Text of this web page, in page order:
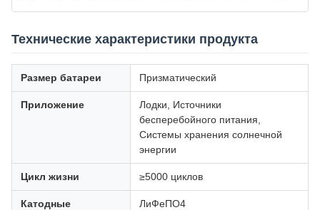
Технические характеристики продукта
Размер батареи Призматический
Приложение
Лодки, Источники
бесперебойного питания,
Системы хранения солнечной
энергии
Цикл жизни ≥5000 циклов
Катодные
ЛиФеПО4